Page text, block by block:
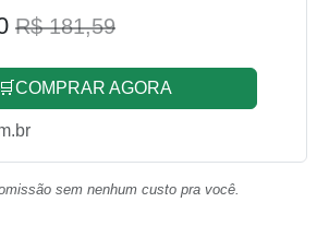
R$ 181,59
🛒COMPRAR AGORA
sem nenhum custo pra você.